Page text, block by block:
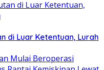
di Luar Ketentuan, Lurah